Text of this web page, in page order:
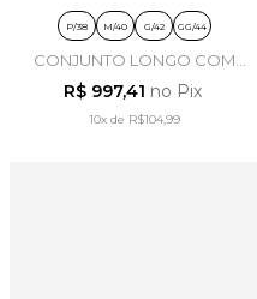
P/38 M/40 G/42 GG/44
CONJUNTO LONGO COM
RECORTES DE RENDA EM
VISCOSE BEGE - ARTSY
R$ 997,41 no Pix
10x de R$104,99